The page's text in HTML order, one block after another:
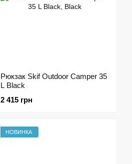
Рюкзак Skif Outdoor Camper 35
L Black
2 415 грн
НОВИНКА